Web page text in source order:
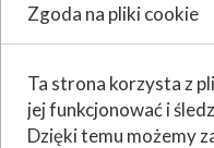
Zgoda na pliki cookie
Ta strona korzysta z
jej funkcjonować i
Dzięki temu możemy